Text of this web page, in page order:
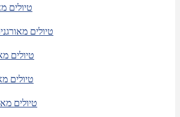
טיולים
טיולים
טיולים
טיולים
טיולים